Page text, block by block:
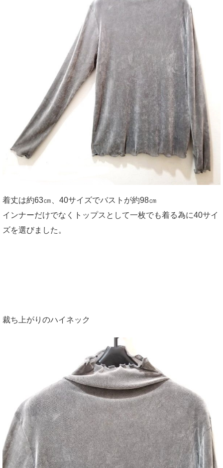
着丈は約63㎝、40サイズでバストが約98㎝
インナーだけでなくトップスとして一枚でも着る為に40サイ
ズを選びました。
裁ち上がりのハイネック